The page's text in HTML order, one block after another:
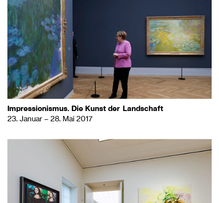
Impressionismus. Die Kunst der Landschaft
23. Januar – 28. Mai 2017